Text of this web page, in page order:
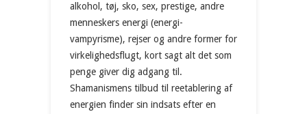
alkohol, tøj, sko, sex, prestige, andre
menneskers energi (energi-
vampyrisme), rejser og andre former for
virkelighedsflugt, kort sagt alt det som
penge giver dig adgang til.
Shamanismens tilbud til reetablering af
energien finder sin indsats efter en